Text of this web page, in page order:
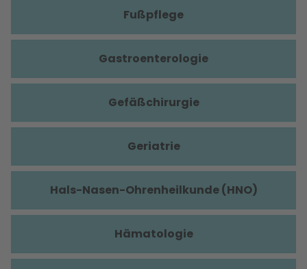
Fußpflege
Gastroenterologie
Gefäßchirurgie
Geriatrie
Hals-Nasen-Ohrenheilkunde (HNO)
Hämatologie